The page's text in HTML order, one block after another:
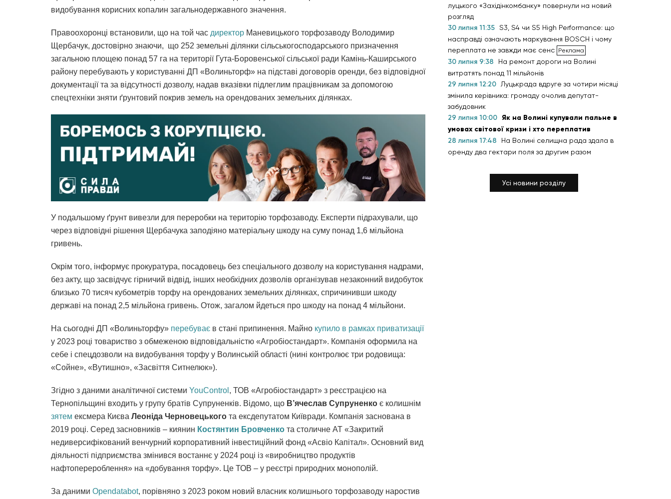
видобування корисних копалин загальнодержавного значення.
Правоохоронці встановили, що на той час директор Маневицького торфозаводу Володимир
Щербачук, достовірно знаючи, що 252 земельні ділянки сільськогосподарського призначення
загальною площею понад 57 га на території Гута-Боровенської сільської ради Камінь-Каширського
району перебувають у користуванні ДП «Волиньторф» на підставі договорів оренди, без відповідної
документації та за відсутності дозволу, надав вказівки підлеглим працівникам за допомогою
спецтехніки зняти ґрунтовий покрив земель на орендованих земельних ділянках.
У подальшому ґрунт вивезли для переробки на територію торфозаводу. Експерти підрахували, що
через відповідні рішення Щербачука заподіяно матеріальну шкоду на суму понад 1,6 мільйона
гривень.
Окрім того, інформує прокуратура, посадовець без спеціального дозволу на користування надрами,
без акту, що засвідчує гірничий відвід, інших необхідних дозволів організував незаконний видобуток
близько 70 тисяч кубометрів торфу на орендованих земельних ділянках, спричинивши шкоду
державі на понад 2,5 мільйона гривень. Отож, загалом йдеться про шкоду на понад 4 мільйони.
На сьогодні ДП «Волиньторфу» перебуває в стані припинення. Майно купило в рамках приватизації
у 2023 році товариство з обмеженою відповідальністю «Агробіостандарт». Компанія оформила на
себе і спецдозволи на видобування торфу у Волинській області (нині контролює три родовища:
«Сойне», «Вутишно», «Засвіття Ситнелюк»).
Згідно з даними аналітичної системи YouControl , ТОВ «Агробіостандарт» з реєстрацією на
Тернопільщині входить у групу братів Супруненків. Відомо, що В’ячеслав Супруненко є колишнім
зятем ексмера Києва Леоніда Черновецького та ексдепутатом Київради. Компанія заснована в
2019 році. Серед засновників – киянин Костянтин Бровченко та столичне АТ «Закритий
недиверсифікований венчурний корпоративний інвестиційний фонд «Асвіо Капітал». Основний вид
діяльності підприємства змінився востаннє у 2024 році із «виробництво продуктів
нафтоперероблення» на «добування торфу». Це ТОВ – у реєстрі природних монополій.
За даними Оpendatabot, порівняно з 2023 роком новий власник колишнього торфозаводу наростив
луцького «Західінкомбанку» повернули на новий
розгляд
30 липня 11:35 S3, S4 чи S5 High Performance: що
насправді означають маркування BOSCH і чому
переплата не завжди має сенс
30 липня 9:38
На ремонт дороги на Волині
витратять понад 11 мільйонів
29 липня 12:20 Луцькрада вдруге за чотири місяці
змінила керівника: громаду очолив депутат-
забудовник
29 липня 10:00 Як на Волині купували пальне в
умовах світової кризи і хто переплатив
28 липня 17:48
На Волині селищна рада здала в
оренду два гектари поля за другим разом
Усі новини розділу